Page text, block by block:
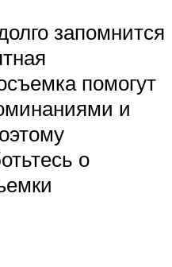
запомнится
помогут
и
о